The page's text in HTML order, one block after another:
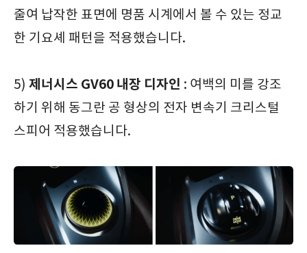
줄여 납작한 표면에 명품 시계에서 볼 수 있는 정교
한 기요셰 패턴을 적용했습니다.
5) 제너시스 GV60 내장 디자인 : 여백의 미를 강조
하기 위해 동그란 공 형상의 전자 변속기 크리스털
스피어 적용했습니다.